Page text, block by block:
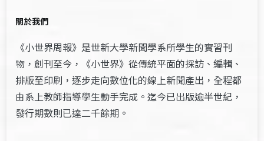
關於我們
《小世界周報》是世新大學新聞學系所學生的實習刊
物，創刊至今，《小世界》從傳統平面的採訪、編輯、
排版至印刷，逐步走向數位化的線上新聞產出，全程都
由系上教師指導學生動手完成。迄今已出版逾半世紀，
發行期數則已達二千餘期。